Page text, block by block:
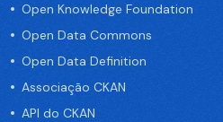
Open Knowledge Foundation
Open Data Commons
Open Data Definition
Associação CKAN
API do CKAN